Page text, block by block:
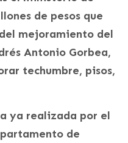
de pesos que
mejoramiento del
Antonio Gorbea,
techumbre, pisos,
ya realizada por el
de